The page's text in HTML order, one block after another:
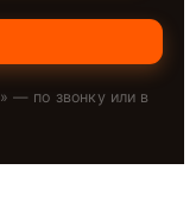
» — по звонку или в